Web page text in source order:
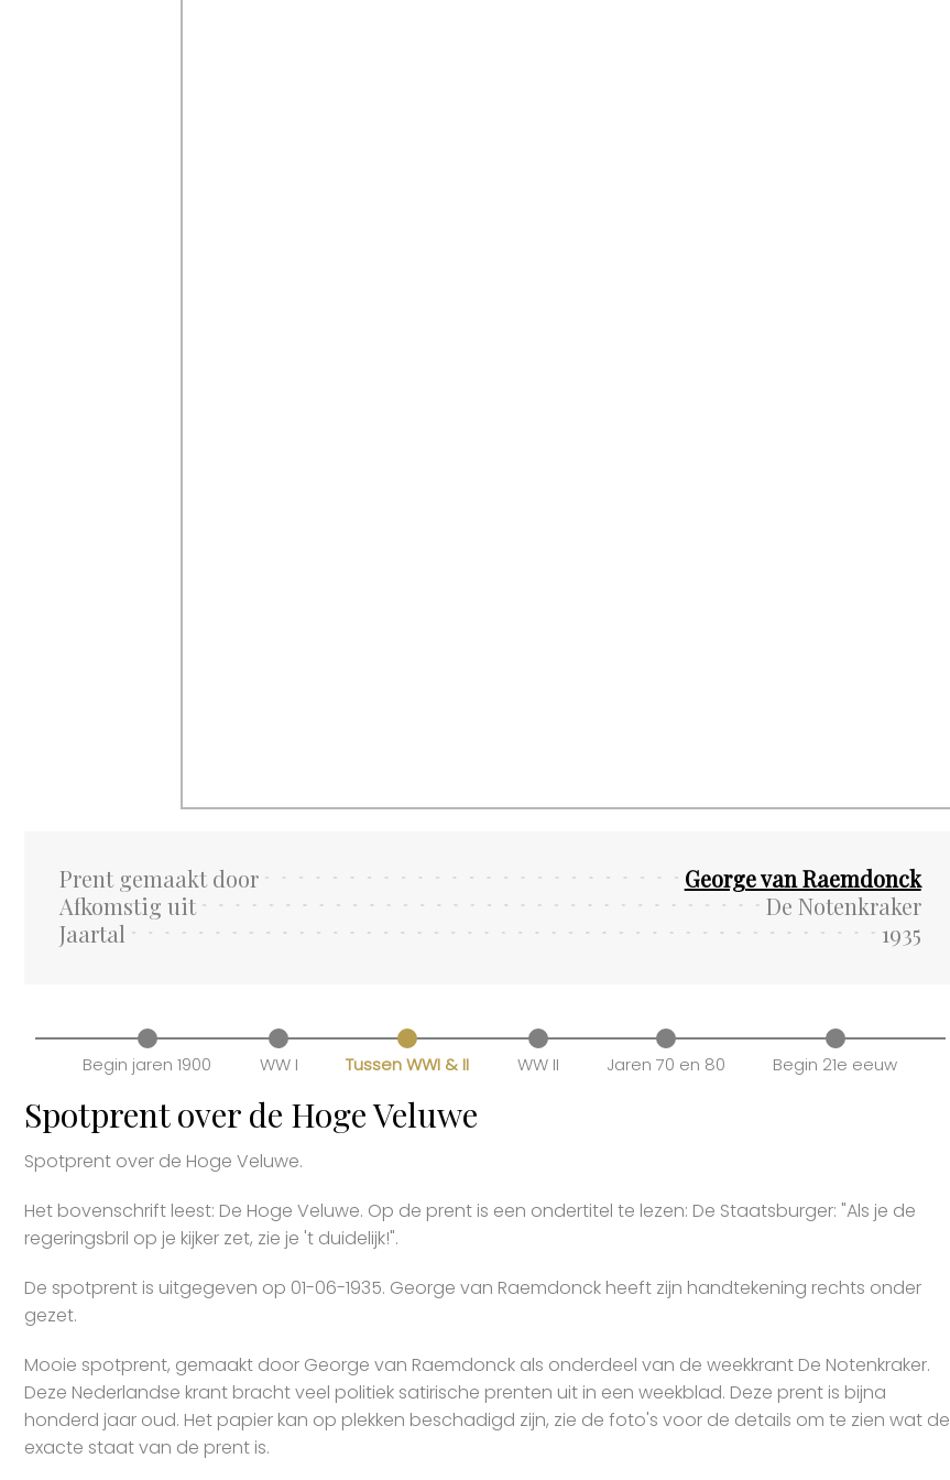
Prent gemaakt door
George van Raemdonck
Afkomstig uit
De Notenkraker
Jaartal
1935
Begin jaren 1900 WW I Tussen WWI & II WW II Jaren 70 en 80 Begin 21e eeuw
Spotprent over de Hoge Veluwe
Spotprent over de Hoge Veluwe.
Het bovenschrift leest: De Hoge Veluwe. Op de prent is een ondertitel te lezen: De Staatsburger: "Als je de
regeringsbril op je kijker zet, zie je 't duidelijk!".
De spotprent is uitgegeven op 01-06-1935. George van Raemdonck heeft zijn handtekening rechts onder
gezet.
Mooie spotprent, gemaakt door George van Raemdonck als onderdeel van de weekkrant De Notenkraker.
Deze Nederlandse krant bracht veel politiek satirische prenten uit in een weekblad. Deze prent is bijna
honderd jaar oud. Het papier kan op plekken beschadigd zijn, zie de foto's voor de details om te zien wat de
exacte staat van de prent is.